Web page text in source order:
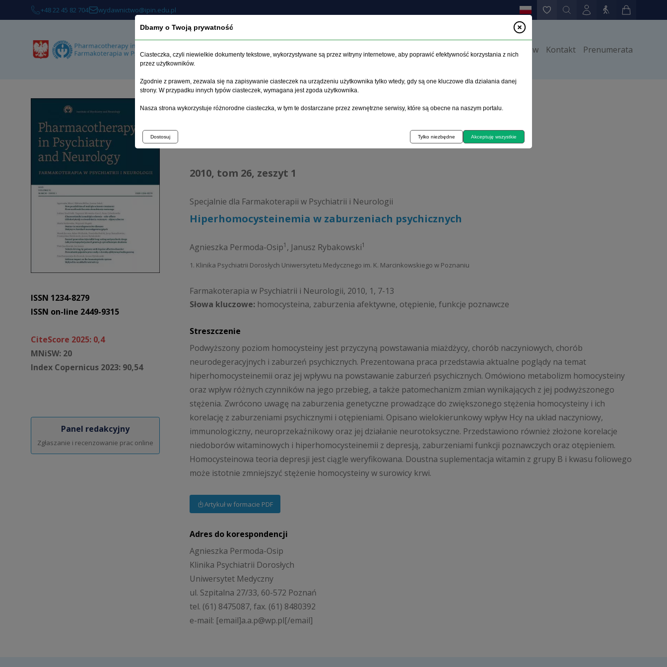
+48 22 45 82 704 wydawnictwo@ipin.edu.pl
O czasopiśmie Zeszyt aktualny Archiwum Artykuły Instrukcje dla autorów Kontakt Prenumerata
ISSN 1234-8279
ISSN on-line 2449-9315
CiteScore 2025: 0,4
MNiSW: 20
Index Copernicus 2023: 90,54
Panel redakcyjny
Zgłaszanie i recenzowanie prac online
Strona główna >Archiwum>zeszyt 1>Hiperhomocysteinemia w zaburzeniach psychicznych
2010, tom 26, zeszyt 1
Specjalnie dla Farmakoterapii w Psychiatrii i Neurologii
Hiperhomocysteinemia w zaburzeniach psychicznych
Agnieszka Permoda-Osip1 , Janusz Rybakowski1
1. Klinika Psychiatrii Dorosłych Uniwersytetu Medycznego im. K. Marcinkowskiego w Poznaniu
Farmakoterapia w Psychiatrii i Neurologii, 2010, 1, 7-13
Słowa kluczowe: homocysteina, zaburzenia afektywne, otępienie, funkcje poznawcze
Streszczenie
Podwyższony poziom homocysteiny jest przyczyną powstawania miażdżycy, chorób naczyniowych, chorób
neurodegeracyjnych i zaburzeń psychicznych. Prezentowana praca przedstawia aktualne poglądy na temat
hiperhomocysteinemii oraz jej wpływu na powstawanie zaburzeń psychicznych. Omówiono metabolizm homocysteiny
oraz wpływ różnych czynników na jego przebieg, a także patomechanizm zmian wynikających z jej podwyższonego
stężenia. Zwrócono uwagę na zaburzenia genetyczne prowadzące do zwiększonego stężenia homocysteiny i ich
korelację z zaburzeniami psychicznymi i otępieniami. Opisano wielokierunkowy wpływ Hcy na układ naczyniowy,
immunologiczny, neuroprzekaźnikowy oraz jej działanie neurotoksyczne. Przedstawiono również złożone korelacje
niedoborów witaminowych i hiperhomocysteinemii z depresją, zaburzeniami funkcji poznawczych oraz otępieniem.
Homocysteinowa teoria depresji jest ciągle weryfikowana. Doustna suplementacja witamin z grupy B i kwasu foliowego
może istotnie zmniejszyć stężenie homocysteiny w surowicy krwi.
Artykuł w formacie PDF
Adres do korespondencji
Agnieszka Permoda-Osip
Klinika Psychiatrii Dorosłych
Uniwersytet Medyczny
ul. Szpitalna 27/33, 60-572 Poznań
tel. (61) 8475087, fax. (61) 8480392
e-mail: [email]a.a.p@wp.pl[/email]
Dbamy o Twoją prywatność
Ciasteczka, czyli niewielkie dokumenty tekstowe, wykorzystywane są przez witryny internetowe, aby poprawić efektywność korzystania z nich
przez użytkowników.
Zgodnie z prawem, zezwala się na zapisywanie ciasteczek na urządzeniu użytkownika tylko wtedy, gdy są one kluczowe dla działania danej
strony. W przypadku innych typów ciasteczek, wymagana jest zgoda użytkownika.
Nasza strona wykorzystuje różnorodne ciasteczka, w tym te dostarczane przez zewnętrzne serwisy, które są obecne na naszym portalu.
Dostosuj Tylko niezbędne Akceptuję wszystkie